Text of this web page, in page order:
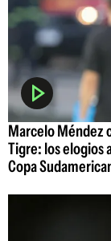
Marcelo Méndez
Tigre: los elogios
Copa